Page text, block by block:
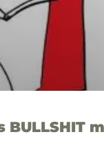
BULLSHIT